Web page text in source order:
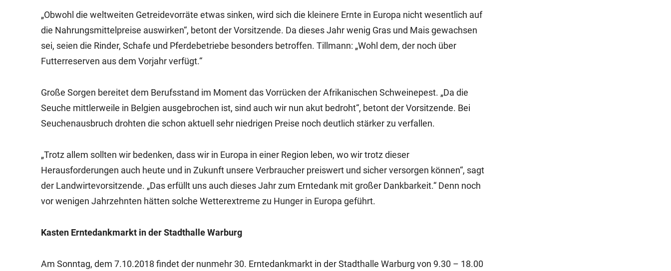
„Obwohl die weltweiten Getreidevorräte etwas sinken, wird sich die kleinere Ernte in Europa nicht wesentlich auf
die Nahrungsmittelpreise auswirken“, betont der Vorsitzende. Da dieses Jahr wenig Gras und Mais gewachsen
sei, seien die Rinder, Schafe und Pferdebetriebe besonders betroffen. Tillmann: „Wohl dem, der noch über
Futterreserven aus dem Vorjahr verfügt.“
Große Sorgen bereitet dem Berufsstand im Moment das Vorrücken der Afrikanischen Schweinepest. „Da die
Seuche mittlerweile in Belgien ausgebrochen ist, sind auch wir nun akut bedroht“, betont der Vorsitzende. Bei
Seuchenausbruch drohten die schon aktuell sehr niedrigen Preise noch deutlich stärker zu verfallen.
„Trotz allem sollten wir bedenken, dass wir in Europa in einer Region leben, wo wir trotz dieser
Herausforderungen auch heute und in Zukunft unsere Verbraucher preiswert und sicher versorgen können“, sagt
der Landwirtevorsitzende. „Das erfüllt uns auch dieses Jahr zum Erntedank mit großer Dankbarkeit.“ Denn noch
vor wenigen Jahrzehnten hätten solche Wetterextreme zu Hunger in Europa geführt.
Kasten Erntedankmarkt in der Stadthalle Warburg
Am Sonntag, dem 7.10.2018 findet der nunmehr 30. Erntedankmarkt in der Stadthalle Warburg von 9.30 – 18.00